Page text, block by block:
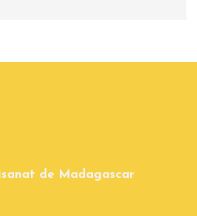
de Madagascar